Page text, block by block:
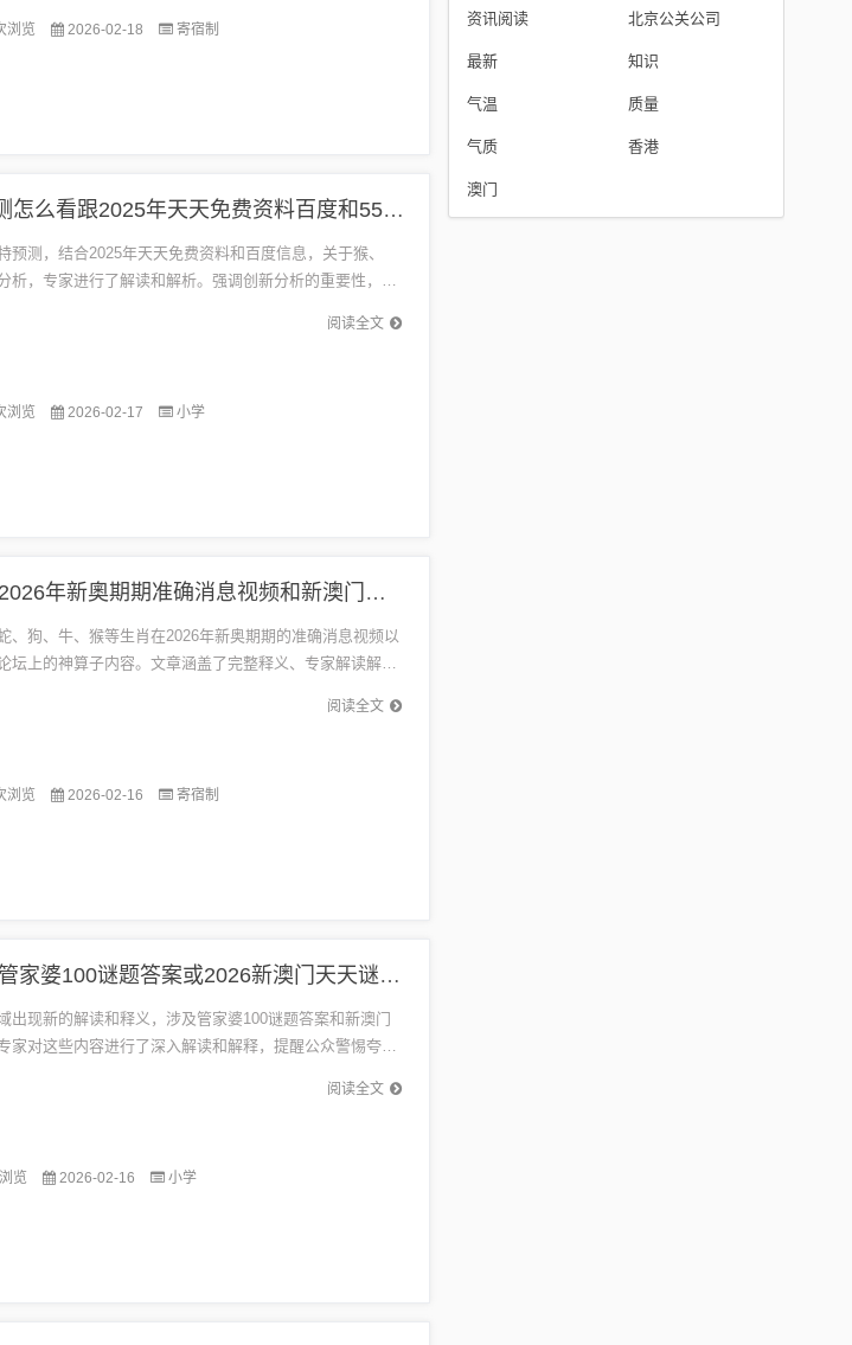
浏览 2026-02-18 寄宿制
新奥一马中特预测怎么看跟2025年天天免费资料百度和55555:猴、狗、蛇、虎:创新分析、专家解析解释与落实,杜绝虚假诱导词
预测，结合2025年天天免费资料和百度信息，关于猴、
析，专家进行了解读和解析。强调创新分析的重要性，注
虚假诱导词的出现。摘要字数在100-200字之间...
阅读全文
浏览 2026-02-17 小学
蛇、狗、牛、猴:2026年新奧期期准确消息视频和新澳门天天免费谜语论坛神算子:完整释义、专家解读解释与落实​,防范名不副实广告
、狗、牛、猴等生肖在2026年新奥期期的准确消息视频以
坛上的神算子内容。文章涵盖了完整释义、专家解读解释
在为读者提供真实可靠的内容，同时提醒防范名不副...
阅读全文
浏览 2026-02-16 寄宿制
今期生肖出文人:管家婆100谜题答案或2026新澳门天天谜语创新释义、专家解读解释与落实​,警惕夸张幌子背后
出现新的解读和释义，涉及管家婆100谜题答案和新澳门
家对这些内容进行了深入解读和解释，提醒公众警惕夸张
容不仅丰富了生肖文化的内涵，也引发了公众对于文化...
阅读全文
览 2026-02-16 小学
资讯阅读 北京公关公司
最新 知识
气温 质量
气质 香港
澳门